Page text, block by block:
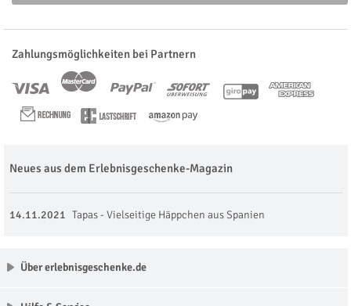
Zahlungsmöglichkeiten bei Partnern
Neues aus dem Erlebnisgeschenke-Magazin
14.11.2021 Tapas - Vielseitige Häppchen aus Spanien
Über erlebnisgeschenke.de